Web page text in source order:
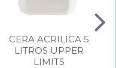
CERA ACRILICA 5
LITROS UPPER
LIMITS